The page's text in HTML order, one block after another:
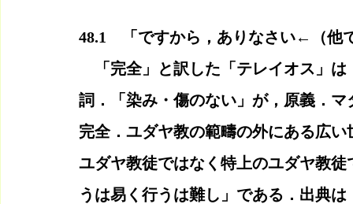
48.1　「ですから，ありなさい←（他
「完全」と訳した「テレイオス」は
詞．「染み・傷のない」が，原義．
完全．ユダヤ教の範疇の外にある広
ユダヤ教徒ではなく特上のユダヤ教
うは易く行うは難し」である．出典